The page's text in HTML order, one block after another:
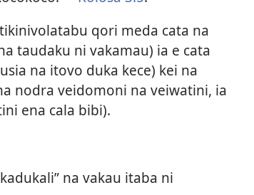
qori meda cata na
taudaku ni vakamau) ia e cata
na itovo duka kece) kei na
nodra veidomoni na veiwatini, ia
ena cala bibi).
na vakau itaba ni